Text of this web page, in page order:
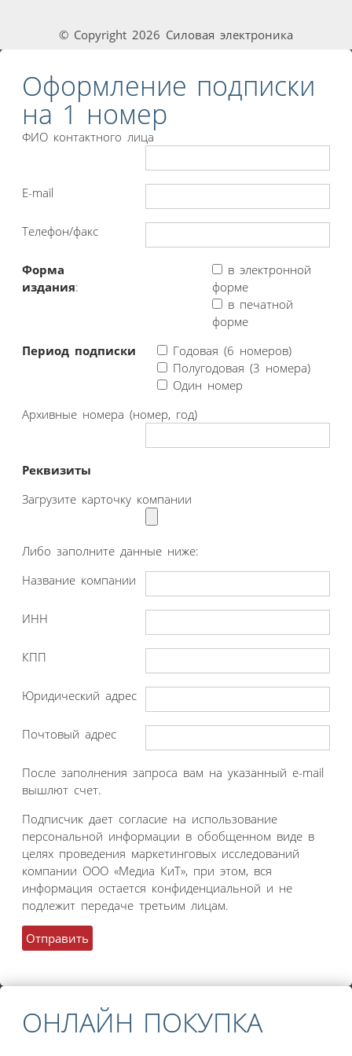
© Copyright 2026 Силовая электроника
Оформление подписки
на 1 номер
ФИО контактного лица
E-mail
Телефон/факс
Форма
издания:
в электронной
форме
в печатной
форме
Период подписки
Годовая (6 номеров)
Полугодовая (3 номера)
Один номер
Архивные номера (номер, год)
Реквизиты
Загрузите карточку компании
Либо заполните данные ниже:
Название компании
ИНН
КПП
Юридический адрес
Почтовый адрес
После заполнения запроса вам на указанный e-mail
вышлют счет.
Подписчик дает согласие на использование
персональной информации в обобщенном виде в
целях проведения маркетинговых исследований
компании ООО «Медиа КиТ», при этом, вся
информация остается конфиденциальной и не
подлежит передаче третьим лицам.
ОНЛАЙН ПОКУПКА